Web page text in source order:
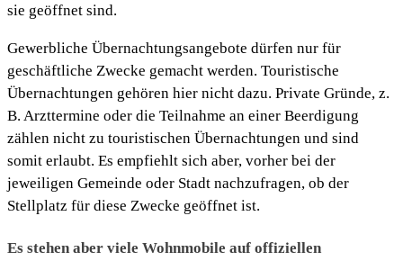
sie geöffnet sind.
Gewerbliche Übernachtungsangebote dürfen nur für
geschäftliche Zwecke gemacht werden. Touristische
Übernachtungen gehören hier nicht dazu. Private Gründe, z.
B. Arzttermine oder die Teilnahme an einer Beerdigung
zählen nicht zu touristischen Übernachtungen und sind
somit erlaubt. Es empfiehlt sich aber, vorher bei der
jeweiligen Gemeinde oder Stadt nachzufragen, ob der
Stellplatz für diese Zwecke geöffnet ist.
Es stehen aber viele Wohnmobile auf offiziellen